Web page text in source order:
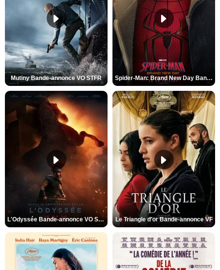
Mutiny Bande-annonce VO STFR Spider-Man: Brand New Day Bande-annonce VO STFR
L'Odyssée Bande-annonce VO STFR Le Triangle d'or Bande-annonce VF